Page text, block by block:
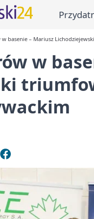
basenie – Mariusz
w